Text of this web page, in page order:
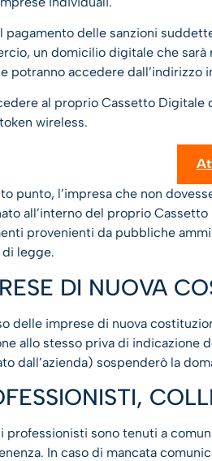
pagamento delle sanzioni
un domicilio digitale che
potranno accedere dall’indirizzo
al proprio Cassetto Digitale
wireless.
punto, l’impresa che non
all’interno del proprio
provenienti da pubbliche
legge.
DI NUOVA
delle imprese di nuova
allo stesso priva di indicazione
dall’azienda) sospenderò la
professionisti sono tenuti a
In caso di mancata